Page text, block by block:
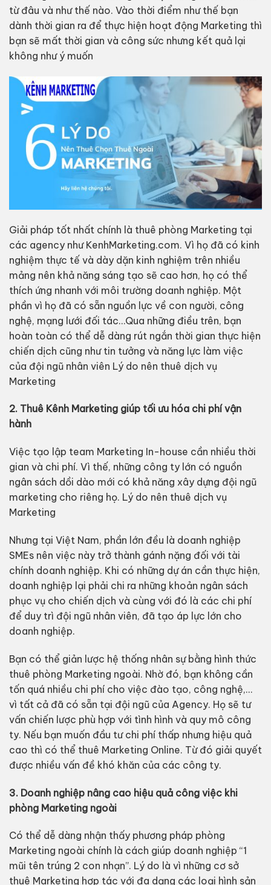
từ đâu và như thế nào. Vào thời điểm như thế bạn
dành thời gian ra để thực hiện hoạt động Marketing thì
bạn sẽ mất thời gian và công sức nhưng kết quả lại
không như ý muốn
Giải pháp tốt nhất chính là thuê phòng Marketing tại
các agency như KenhMarketing.com. Vì họ đã có kinh
nghiệm thực tế và dày dặn kinh nghiệm trên nhiều
mảng nên khả năng sáng tạo sẽ cao hơn, họ có thể
thích ứng nhanh với môi trường doanh nghiệp. Một
phần vì họ đã có sẵn nguồn lực về con người, công
nghệ, mạng lưới đối tác…Qua những điều trên, bạn
hoàn toàn có thể dễ dàng rút ngắn thời gian thực hiện
chiến dịch cũng như tin tưởng và năng lực làm việc
của đội ngũ nhân viên Lý do nên thuê dịch vụ
Marketing
2. Thuê Kênh Marketing giúp tối ưu hóa chi phí vận
hành
Việc tạo lập team Marketing In-house cần nhiều thời
gian và chi phí. Vì thế, những công ty lớn có nguồn
ngân sách dồi dào mới có khả năng xây dựng đội ngũ
marketing cho riêng họ. Lý do nên thuê dịch vụ
Marketing
Nhưng tại Việt Nam, phần lớn đều là doanh nghiệp
SMEs nên việc này trở thành gánh nặng đối với tài
chính doanh nghiệp. Khi có những dự án cần thực hiện,
doanh nghiệp lại phải chi ra những khoản ngân sách
phục vụ cho chiến dịch và cùng với đó là các chi phí
để duy trì đội ngũ nhân viên, đã tạo áp lực lớn cho
doanh nghiệp.
Bạn có thể giản lược hệ thống nhân sự bằng hình thức
thuê phòng Marketing ngoài. Nhờ đó, bạn không cần
tốn quá nhiều chi phí cho việc đào tạo, công nghệ,…
vì tất cả đã có sẵn tại đội ngũ của Agency. Họ sẽ tư
vấn chiến lược phù hợp với tình hình và quy mô công
ty. Nếu bạn muốn đầu tư chi phí thấp nhưng hiệu quả
cao thì có thể thuê Marketing Online. Từ đó giải quyết
được nhiều vấn đề khó khăn của các công ty.
3. Doanh nghiệp nâng cao hiệu quả công việc khi
phòng Marketing ngoài
Có thể dễ dàng nhận thấy phương pháp phòng
Marketing ngoài chính là cách giúp doanh nghiệp “1
mũi tên trúng 2 con nhạn”. Lý do là vì những cơ sở
thuê Marketing hợp tác với đa dạng các loại hình sản